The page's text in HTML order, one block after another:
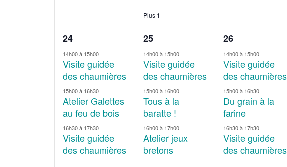
Plus 1
3
évènements,
24
14h00à 15h00
Visite guidée
des chaumières
15h00à 16h30
Atelier Galettes
au feu de bois
16h30à 17h30
Visite guidée
des chaumières
4
évènements,
25
14h00à 15h00
Visite guidée
des chaumières
15h00à 16h00
Tous à la
baratte !
16h00à 17h00
Atelier jeux
bretons
3
évènements,
26
14h00à 15h00
Visite guidée
des chaumières
15h00à 16h30
Du grain à la
farine
16h30à 17h30
Visite guidée
des chaumières